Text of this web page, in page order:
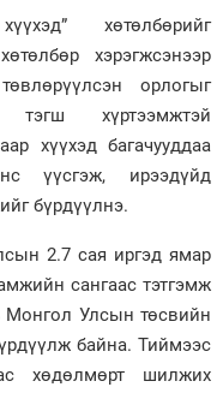
хөтөлбөрийг
хэрэгжсэнээр
орлогыг
хүртээмжтэй
хүүхэд багачууддаа
үүсгэж, ирээдүйд
бүрдүүлнэ.
2.7 сая иргэд ямар
сангаас тэтгэмж
Улсын төсвийн
байна. Тиймээс
хөдөлмөрт шилжих